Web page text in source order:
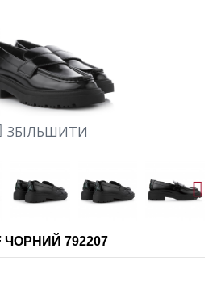
ЗБІЛЬШИТИ
ЧОРНИЙ 792207